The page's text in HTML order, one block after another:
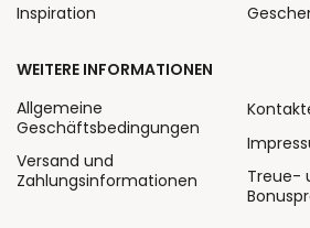
Inspiration
WEITERE INFORMATIONEN
Allgemeine
Geschäftsbedingungen
Versand und
Zahlungsinformationen
Treue-